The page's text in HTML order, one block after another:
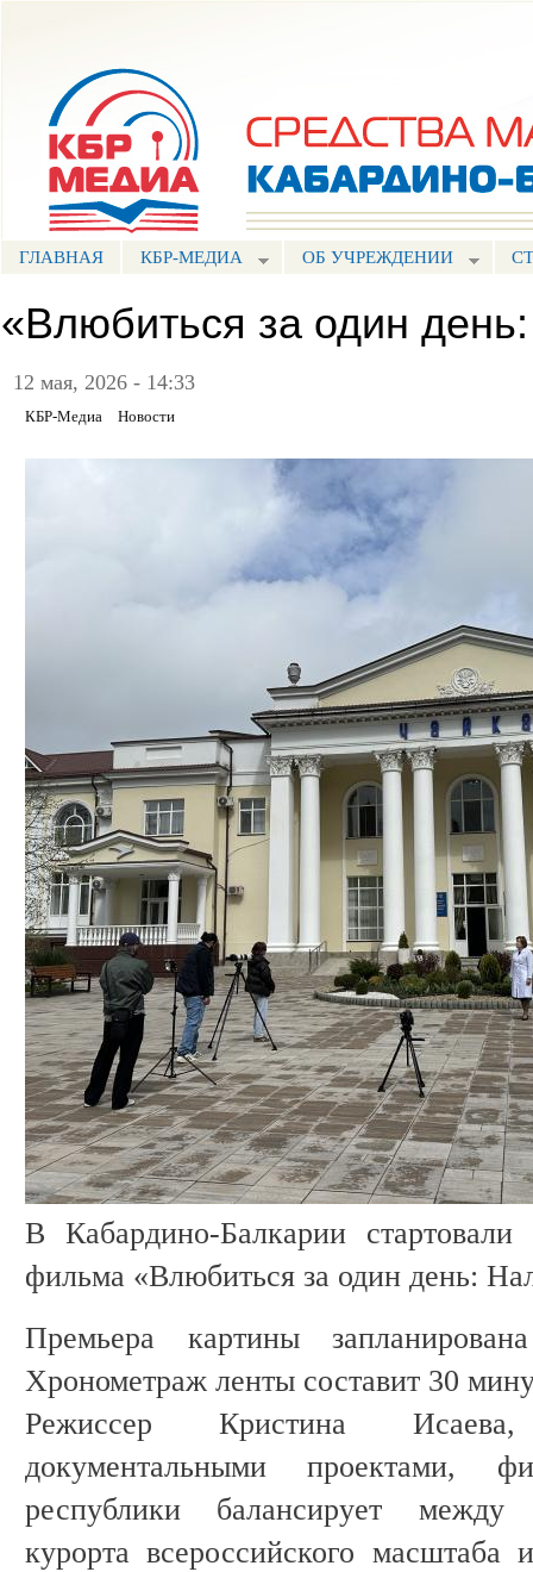
ГЛАВНАЯ КБР-МЕДИА ОБ УЧРЕЖДЕНИИ
«Влюбиться за один
12 мая, 2026 - 14:33
КБР-Медиа Новости
В Кабардино-Балкарии стартовали
фильма «Влюбиться за один день:
Премьера картины
Хронометраж ленты составит 30
Режиссер Кристина
документальными проектами,
республики балансирует между
курорта всероссийского масштаба